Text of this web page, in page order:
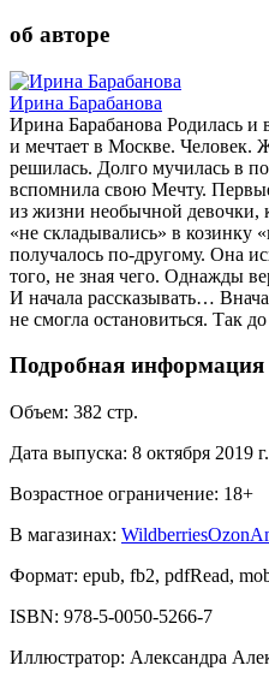
об авторе
Ирина Барабанова
Ирина Барабанова Родилась
и мечтает в Москве. Человек.
решилась. Долго мучилась в
вспомнила свою Мечту.
из жизни необычной девочки,
«не складывались» в козинку
получалось по-другому. Она
того, не зная чего. Однажды
И начала рассказывать…
не смогла остановиться. Так
Подробная информация
Объем: 382 стр.
Дата выпуска: 8 октября 2019 г.
Возрастное ограничение: 18+
В магазинах: WildberriesOzon
Формат: epub, fb2, pdfRead,
ISBN: 978-5-0050-5266-7
Иллюстратор: Александра